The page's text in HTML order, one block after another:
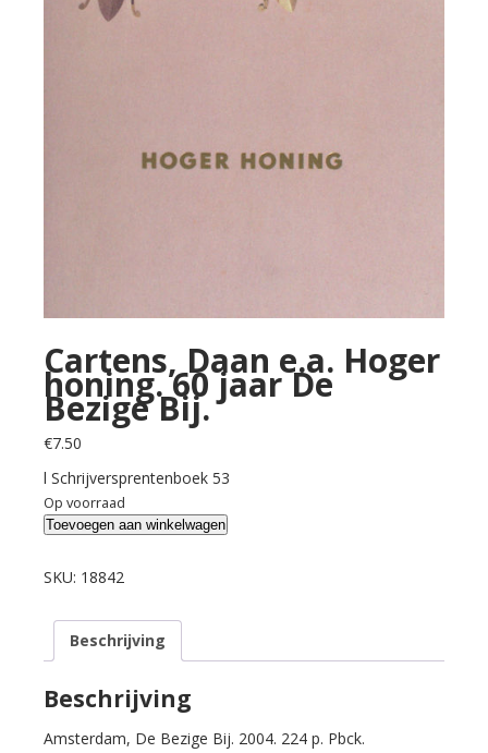
Cartens, Daan e.a. Hoger
honing. 60 jaar De
Bezige Bij.
€7.50
l Schrijversprentenboek 53
Op voorraad
Cartens,
e.a.
honing.
De
Bij.
Toevoegen aan winkelwagen
SKU: 18842
Beschrijving
Beschrijving
Amsterdam, De Bezige Bij. 2004. 224 p. Pbck.